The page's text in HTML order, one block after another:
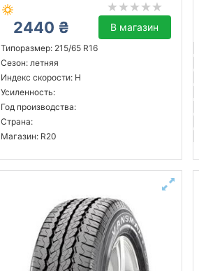
2440 ₴ В магазин
Типоразмер: 215/65 R16
Сезон: летняя
Индекс скорости: H
Усиленность:
Год производства:
Страна:
Магазин: R20